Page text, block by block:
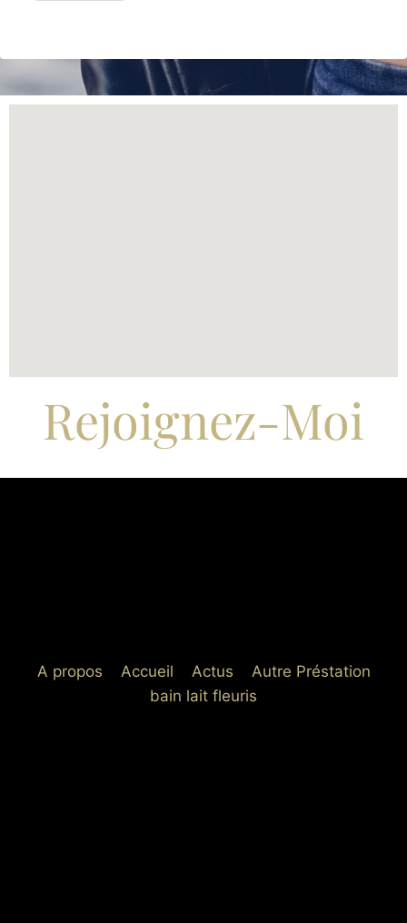
Rejoignez-Moi
A propos Accueil Actus
Autre Préstation
bain lait fleuris